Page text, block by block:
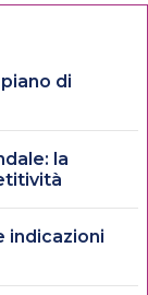
di
la
indicazioni